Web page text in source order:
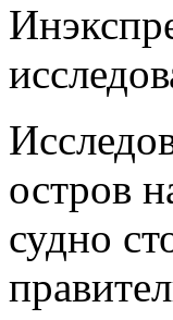
остров
судно